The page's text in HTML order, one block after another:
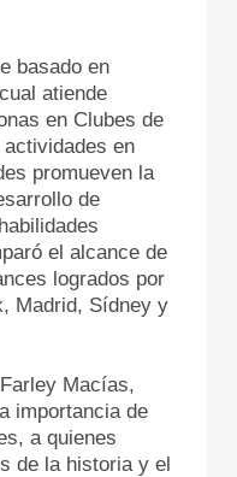
basado en
atiende
en Clubes de
en
promueven la
de
el alcance de
logrados por
Madrid, Sídney y
Macías,
importancia de
a quienes
de la historia y el